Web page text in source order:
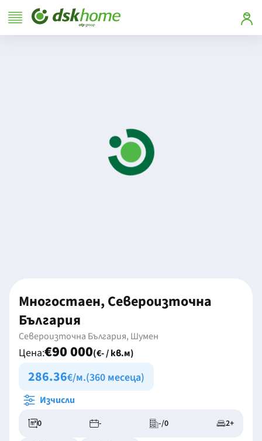
Многостаен, Североизточна
България
Североизточна България, Шумен
Цена:€90 000(€- / кв.м)
286.36€/м.(360 месеца)
Изчисли
0 - -/0 2+